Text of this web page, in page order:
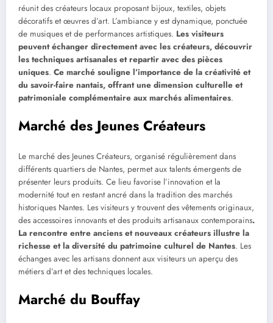
réunit des créateurs locaux proposant bijoux, textiles, objets
décoratifs et œuvres d’art. L’ambiance y est dynamique, ponctuée
de musiques et de performances artistiques. Les visiteurs
peuvent échanger directement avec les créateurs, découvrir
les techniques artisanales et repartir avec des pièces
uniques. Ce marché souligne l’importance de la créativité et
du savoir-faire nantais, offrant une dimension culturelle et
patrimoniale complémentaire aux marchés alimentaires.
Marché des Jeunes Créateurs
Le marché des Jeunes Créateurs, organisé régulièrement dans
différents quartiers de Nantes, permet aux talents émergents de
présenter leurs produits. Ce lieu favorise l’innovation et la
modernité tout en restant ancré dans la tradition des marchés
historiques Nantes. Les visiteurs y trouvent des vêtements originaux,
des accessoires innovants et des produits artisanaux contemporains.
La rencontre entre anciens et nouveaux créateurs illustre la
richesse et la diversité du patrimoine culturel de Nantes. Les
échanges avec les artisans donnent aux visiteurs un aperçu des
métiers d’art et des techniques locales.
Marché du Bouffay